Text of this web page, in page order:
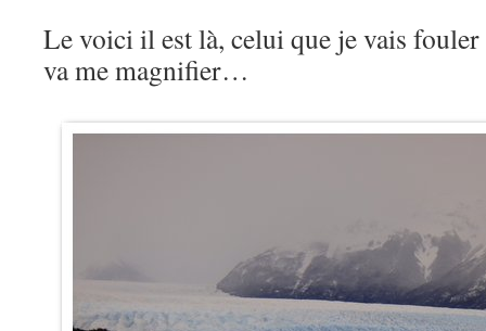
Le voici il est là, celui que je vais
va me magnifier…